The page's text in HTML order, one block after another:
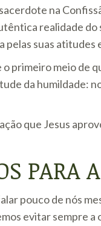
na
realidade do
pelas suas atitudes
primeiro meio de
da humildade:
que Jesus
PARA
pouco de nós
evitar sempre a